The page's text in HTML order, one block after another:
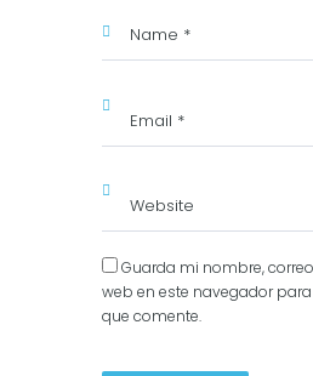
Guarda mi nombre,
web en este navegador
que comente.